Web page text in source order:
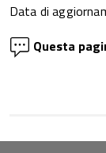
Data di
Questa